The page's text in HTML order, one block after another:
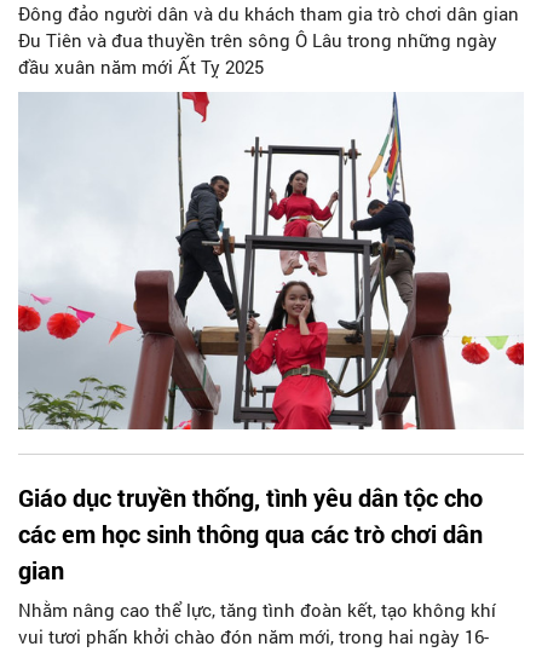
Đông đảo người dân và du khách tham gia trò chơi dân gian
Đu Tiên và đua thuyền trên sông Ô Lâu trong những ngày
đầu xuân năm mới Ất Tỵ 2025
Giáo dục truyền thống, tình yêu dân tộc cho
các em học sinh thông qua các trò chơi dân
gian
Nhằm nâng cao thể lực, tăng tình đoàn kết, tạo không khí
vui tươi phấn khởi chào đón năm mới, trong hai ngày 16-